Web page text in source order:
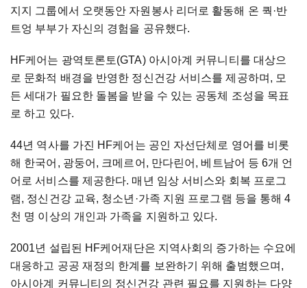
지지 그룹에서 오랫동안 자원봉사 리더로 활동해 온 쿽·반
트엉 부부가 자신의 경험을 공유했다.
HF케어는 광역토론토(GTA) 아시아계 커뮤니티를 대상으
로 문화적 배경을 반영한 정신건강 서비스를 제공하며, 모
든 세대가 필요한 돌봄을 받을 수 있는 공동체 조성을 목표
로 하고 있다.
44년 역사를 가진 HF케어는 공인 자선단체로 영어를 비롯
해 한국어, 광둥어, 크메르어, 만다린어, 베트남어 등 6개 언
어로 서비스를 제공한다. 매년 임상 서비스와 회복 프로그
램, 정신건강 교육, 청소년·가족 지원 프로그램 등을 통해 4
천 명 이상의 개인과 가족을 지원하고 있다.
2001년 설립된 HF케어재단은 지역사회의 증가하는 수요에
대응하고 공공 재정의 한계를 보완하기 위해 출범했으며,
아시아계 커뮤니티의 정신건강 관련 필요를 지원하는 다양